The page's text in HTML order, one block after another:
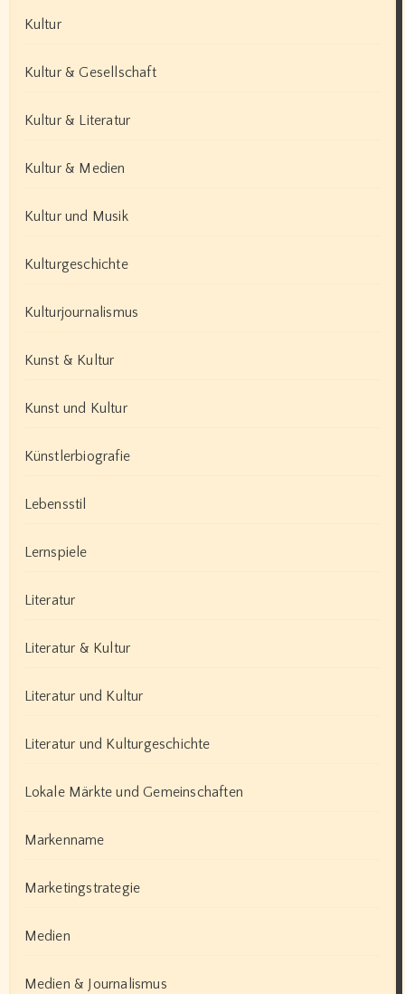
Kultur
Kultur & Gesellschaft
Kultur & Literatur
Kultur & Medien
Kultur und Musik
Kulturgeschichte
Kulturjournalismus
Kunst & Kultur
Kunst und Kultur
Künstlerbiografie
Lebensstil
Lernspiele
Literatur
Literatur & Kultur
Literatur und Kultur
Literatur und Kulturgeschichte
Lokale Märkte und Gemeinschaften
Markenname
Marketingstrategie
Medien
Medien & Journalismus